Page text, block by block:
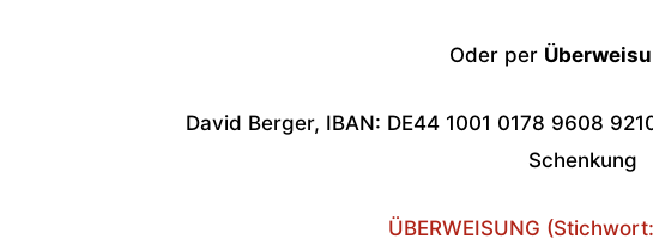
Oder per
David Berger, IBAN: DE44 1001 0178 9608
Schenkung
ÜBERWEISUNG